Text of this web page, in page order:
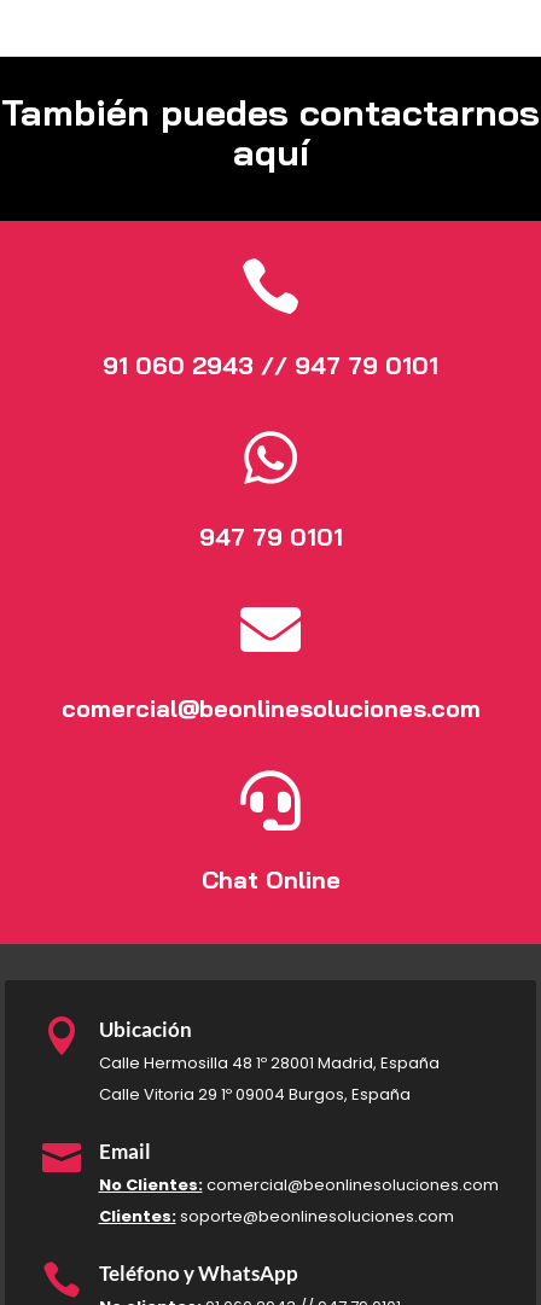
También puedes contactarnos
aquí

91 060 2943 // 947 79 0101

947 79 0101

comercial@beonlinesoluciones.com

Chat Online
 Ubicación
Calle Hermosilla 48 1º 28001 Madrid, España
Calle Vitoria 29 1º 09004 Burgos, España
 Email
No Clientes:comercial@beonlinesoluciones.com
Clientes:soporte@beonlinesoluciones.com
 Teléfono y WhatsApp